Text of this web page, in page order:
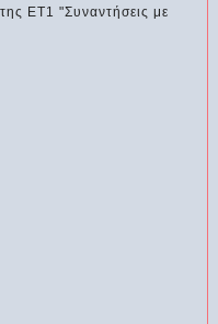
ΕΤ1 "Συναντήσεις με